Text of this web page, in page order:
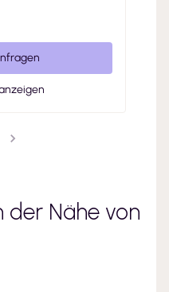
der Nähe von